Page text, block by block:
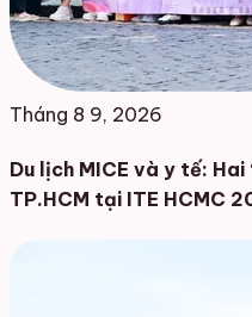
Tháng 8 9, 2026
Du lịch MICE và y tế:
TP.HCM tại ITE HCMC